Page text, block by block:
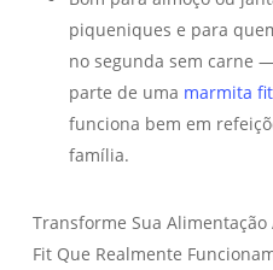
piqueniques e para
no segunda sem carne
parte de uma marmita
funciona bem em
família.
Transforme Sua
Fit Que Realmente